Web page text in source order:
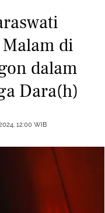
di
dalam
Dara(h)
12:00 WIB